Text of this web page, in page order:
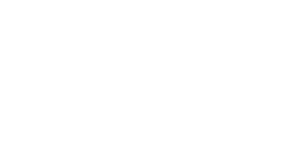
à l’épreuve du temps.